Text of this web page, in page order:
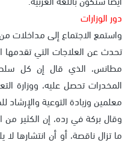
دور الوزارات
واستمع الاجتماع إلى مداخلات
تحدث عن العلاجات التي تقدمها
مطانس، الذي قال إن كل
المخدرات تحصل عليه، ووزارة
معلمين وزيادة التوعية
وقال بركة في رده، إن الكثير من
ما تزال ناقصة، أو أن انتشارها